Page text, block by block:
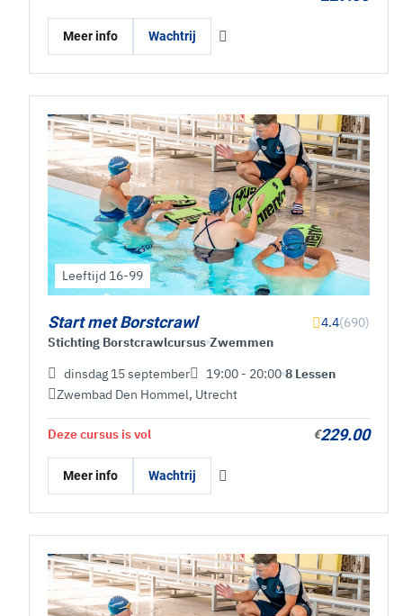
Meer info Wachtrij
Leeftijd 16-99
Start met Borstcrawl 4.4(690)
Stichting Borstcrawlcursus Zwemmen
dinsdag 15 september
19:00 - 20:00 8 Lessen
Zwembad Den Hommel, Utrecht
Deze cursus is vol €229.00
Meer info Wachtrij